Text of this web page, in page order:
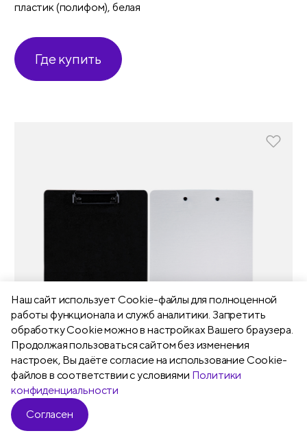
Наш сайт использует Сookie-файлы для полноценной
работы функционала и служб аналитики. Запретить
обработку Cookie можно в настройках Вашего браузера.
Продолжая пользоваться сайтом без изменения
настроек, Вы даёте согласие на использование Cookie-
файлов в соответствии с условиями Политики
конфиденциальности
Согласен
пластик (полифом), белая
Где купить